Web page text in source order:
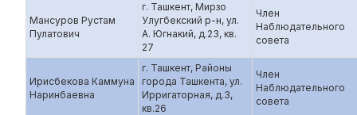
Мансуров Рустам
Пулатович
г. Ташкент, Мирзо
Улугбекский р-н, ул.
А. Югнакий, д.23, кв.
27
Член
Наблюдательного
совета
Ирисбекова Каммуна
Наринбаевна
г. Ташкент, Районы
города Ташкента, ул.
Ирригаторная, д.3,
кв.26
Член
Наблюдательного
совета